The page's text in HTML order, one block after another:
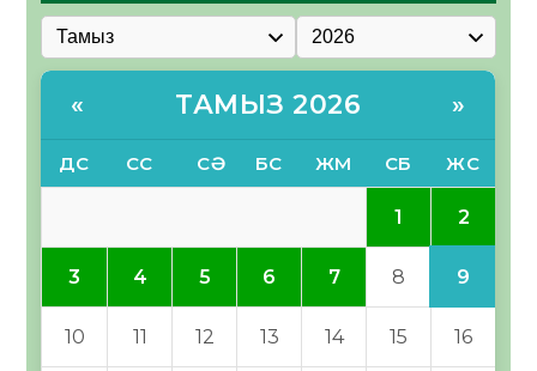
« ТАМЫЗ 2026 »
ДС СС СӘ БС ЖМ СБ ЖС
1 2
3 4 5 6 7 8 9
10 11 12 13 14 15 16